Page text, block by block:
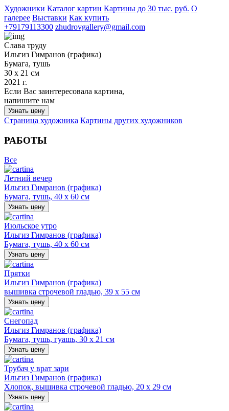
Художники Каталог картин Картины до 30 тыс. руб. О
галерее Выставки Как купить
+79179113300 zhudrovgallery@gmail.com
Слава труду
Ильгиз Гимранов (графика)
Бумага, тушь
30 х 21 см
2021 г.
Если Вас заинтересовала картина,
напишите нам
Узнать цену
Страница художника Картины других художников
РАБОТЫ
Все
Летний вечер
Ильгиз Гимранов (графика)
Бумага, тушь, 40 х 60 см
Узнать цену
Июльское утро
Ильгиз Гимранов (графика)
Бумага, тушь, 40 х 60 см
Узнать цену
Прятки
Ильгиз Гимранов (графика)
вышивка строчевой гладью, 39 х 55 см
Узнать цену
Снегопад
Ильгиз Гимранов (графика)
Бумага, тушь, гуашь, 30 х 21 см
Узнать цену
Трубач у врат зари
Ильгиз Гимранов (графика)
Хлопок, вышивка строчевой гладью, 20 х 29 см
Узнать цену